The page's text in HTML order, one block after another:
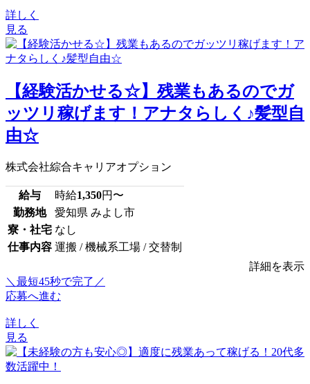
詳しく
見る
【経験活かせる☆】残業もあるのでガ
ッツリ稼げます！アナタらしく♪髪型自
由☆
株式会社綜合キャリアオプション
給与 時給1,350円〜
勤務地
愛知県 みよし市
寮・社宅 なし
仕事内容 運搬 / 機械系工場 / 交替制
詳細を表示
＼最短45秒で完了／
応募へ進む
詳しく
見る